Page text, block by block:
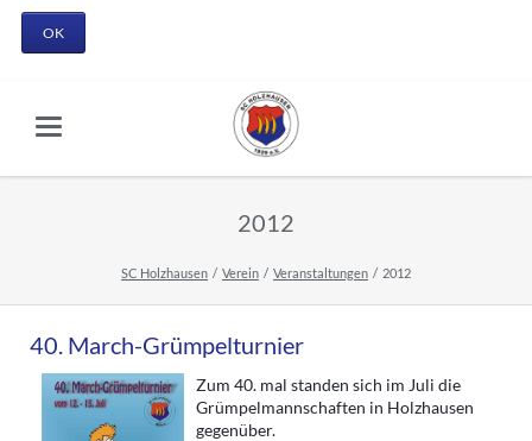
OK
2012
SC Holzhausen Verein Veranstaltungen 2012
40. March-Grümpelturnier
Zum 40. mal standen sich im Juli die
Grümpelmannschaften in Holzhausen
gegenüber.